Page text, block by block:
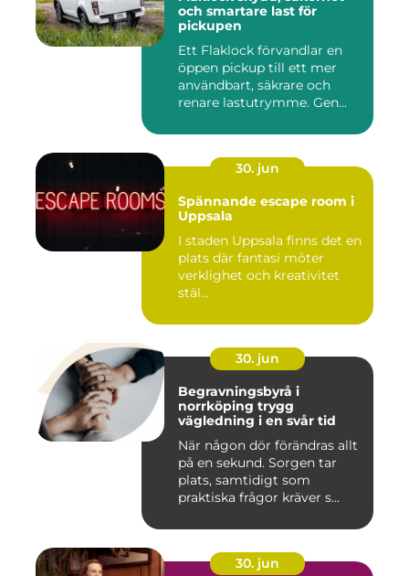
och smartare last för
pickupen
Ett Flaklock förvandlar en
öppen pickup till ett mer
användbart, säkrare och
renare lastutrymme. Gen...
30. jun
Spännande escape room i
Uppsala
I staden Uppsala finns det en
plats där fantasi möter
verklighet och kreativitet
stäl...
30. jun
Begravningsbyrå i
norrköping trygg
vägledning i en svår tid
När någon dör förändras allt
på en sekund. Sorgen tar
plats, samtidigt som
praktiska frågor kräver s...
30. jun